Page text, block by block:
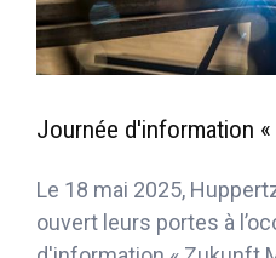
Journée d'information
Le 18 mai 2025,
ouvert leurs portes à